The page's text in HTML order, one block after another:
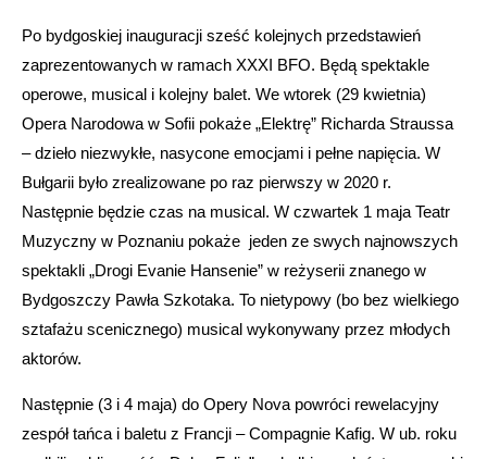
Po bydgoskiej inauguracji sześć kolejnych przedstawień
zaprezentowanych w ramach XXXI BFO. Będą spektakle
operowe, musical i kolejny balet. We wtorek (29 kwietnia)
Opera Narodowa w Sofii pokaże „Elektrę” Richarda Straussa
– dzieło niezwykłe, nasycone emocjami i pełne napięcia. W
Bułgarii było zrealizowane po raz pierwszy w 2020 r.
Następnie będzie czas na musical. W czwartek 1 maja Teatr
Muzyczny w Poznaniu pokaże jeden ze swych najnowszych
spektakli „Drogi Evanie Hansenie” w reżyserii znanego w
Bydgoszczy Pawła Szkotaka. To nietypowy (bo bez wielkiego
sztafażu scenicznego) musical wykonywany przez młodych
aktorów.
Następnie (3 i 4 maja) do Opery Nova powróci rewelacyjny
zespół tańca i baletu z Francji – Compagnie Kafig. W ub. roku